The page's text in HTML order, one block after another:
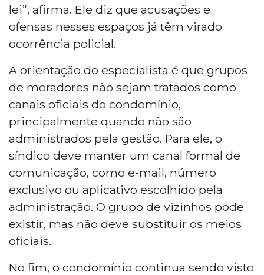
lei”, afirma. Ele diz que acusações e
ofensas nesses espaços já têm virado
ocorrência policial.
A orientação do especialista é que grupos
de moradores não sejam tratados como
canais oficiais do condomínio,
principalmente quando não são
administrados pela gestão. Para ele, o
síndico deve manter um canal formal de
comunicação, como e-mail, número
exclusivo ou aplicativo escolhido pela
administração. O grupo de vizinhos pode
existir, mas não deve substituir os meios
oficiais.
No fim, o condomínio continua sendo visto